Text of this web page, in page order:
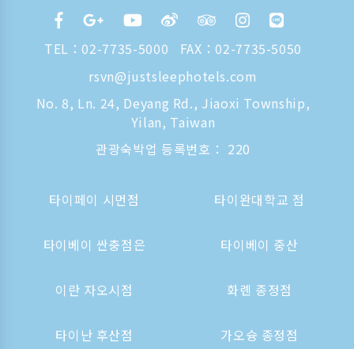
TEL： 02-7735-5000
FAX：02-7735-5050
rsvn@justsleephotels.com
No. 8, Ln. 24, Deyang Rd., Jiaoxi Township,
Yilan, Taiwan
관광숙박업 등록번호： 220
타이페이 시먼점 타이완대학교 점
타이베이 싼충점은 타이베이 중산
이란 자오시점 화롄 종정점
타이난 후산점 가오슝 종정점